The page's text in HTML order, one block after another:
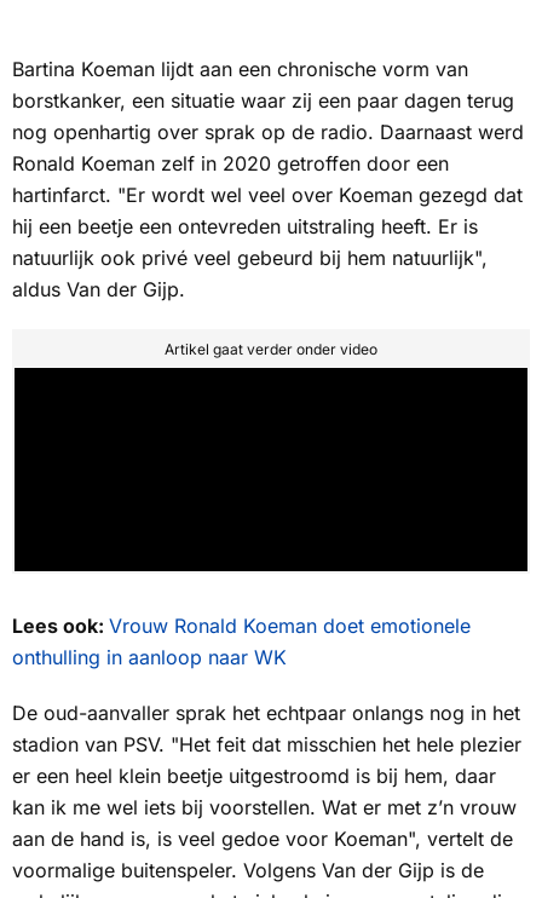
Bartina Koeman lijdt aan een chronische vorm van
borstkanker, een situatie waar zij een paar dagen terug
nog openhartig over sprak op de radio. Daarnaast werd
Ronald Koeman zelf in 2020 getroffen door een
hartinfarct. "Er wordt wel veel over Koeman gezegd dat
hij een beetje een ontevreden uitstraling heeft. Er is
natuurlijk ook privé veel gebeurd bij hem natuurlijk",
aldus Van der Gijp.
Artikel gaat verder onder video
Lees ook: Vrouw Ronald Koeman doet emotionele
onthulling in aanloop naar WK
De oud-aanvaller sprak het echtpaar onlangs nog in het
stadion van PSV. "Het feit dat misschien het hele plezier
er een heel klein beetje uitgestroomd is bij hem, daar
kan ik me wel iets bij voorstellen. Wat er met z’n vrouw
aan de hand is, is veel gedoe voor Koeman", vertelt de
voormalige buitenspeler. Volgens Van der Gijp is de